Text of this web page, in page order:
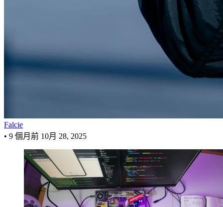
Falcie
• 9 個月前 10月 28, 2025